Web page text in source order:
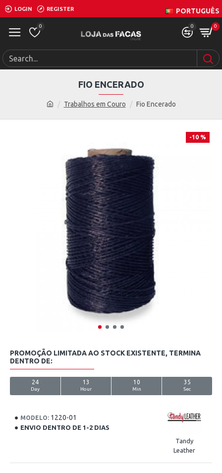
LOGIN REGISTER PORTUGUÊS
0 0 0
Trabalhos em Couro Fio Encerado
FIO ENCERADO
-10 %
MODELO: 1220-01
ENVIO DENTRO DE 1-2 DIAS
Tandy
Leather
PROMOÇÃO LIMITADA AO STOCK EXISTENTE, TERMINA
DENTRO DE:
24
Day
13
Hour
10
Min
35
Sec